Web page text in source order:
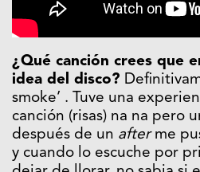
¿Qué canción crees que
idea del disco?
smoke’ . Tuve una
canción (risas) na na pero
después de un afterme
y cuando lo escuche por